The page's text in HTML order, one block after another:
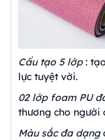
Cấu tạo 5 lớp:
lực tuyệt vời.
02 lớp foam PU
thương cho người
Màu sắc đa dạng